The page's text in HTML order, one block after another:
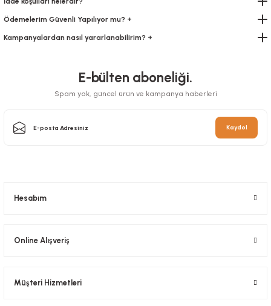
Sepete Ekle
Kilitli Doypack Kraft Pencereli 8,5x14,5x2,5 Cm
Sepete Ekle
Ödemelerim Güvenli Yapılıyor mu? +
Kampanyalardan nasıl yararlanabilirim? +
E-bülten aboneliği.
Spam yok, güncel ürün ve kampanya haberleri
Kaydol
Hesabım
Online Alışveriş
Müşteri Hizmetleri